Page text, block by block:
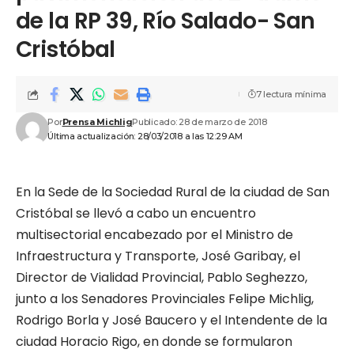
de la RP 39, Río Salado- San
Cristóbal
Última actualización: 28/03/2018 a las 12:29 AM
PorPrensa MichligPublicado: 28 de marzo de 2018
7 lectura mínima
En la Sede de la Sociedad Rural de la ciudad de San
Cristóbal se llevó a cabo un encuentro
multisectorial encabezado por el Ministro de
Infraestructura y Transporte, José Garibay, el
Director de Vialidad Provincial, Pablo Seghezzo,
junto a los Senadores Provinciales Felipe Michlig,
Rodrigo Borla y José Baucero y el Intendente de la
ciudad Horacio Rigo, en donde se formularon